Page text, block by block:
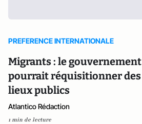
PREFERENCE INTERNATIONALE
Migrants : le gouvernement
pourrait réquisitionner des
lieux publics
Atlantico Rédaction
1 min de lecture